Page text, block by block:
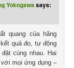
Yokogawasays:
quang của hãng
quả đo, tự động
cùng nhau. Hai
mọi ứng dụng –